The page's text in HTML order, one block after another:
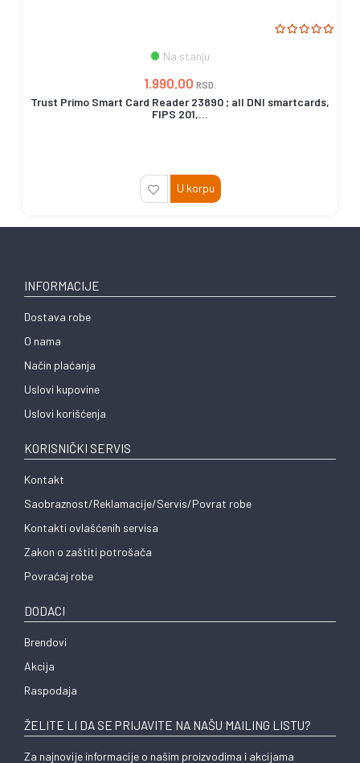
Na stanju
1.990,00 RSD.
Trust Primo Smart Card Reader 23890 ; all DNI smartcards,
FIPS 201,...
U korpu
INFORMACIJE
Dostava robe
O nama
Način plaćanja
Uslovi kupovine
Uslovi korišćenja
KORISNIČKI SERVIS
Kontakt
Saobraznost/Reklamacije/Servis/Povrat robe
Kontakti ovlašćenih servisa
Zakon o zaštiti potrošača
Povraćaj robe
DODACI
Brendovi
Akcija
Raspodaja
ŽELITE LI DA SE PRIJAVITE NA NAŠU MAILING LISTU?
Za najnovije informacije o našim proizvodima i akcijama